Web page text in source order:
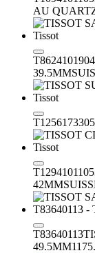
AU
39.5MM
42MM
T83640113
49.5MM